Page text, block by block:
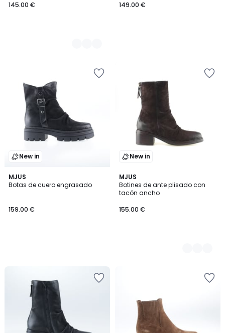
145.00 €
149.00 €
New in
MJUS
Botas de cuero engrasado
159.00 €
New in
MJUS
Botines de ante plisado con
tacón ancho
155.00 €
2
Colores